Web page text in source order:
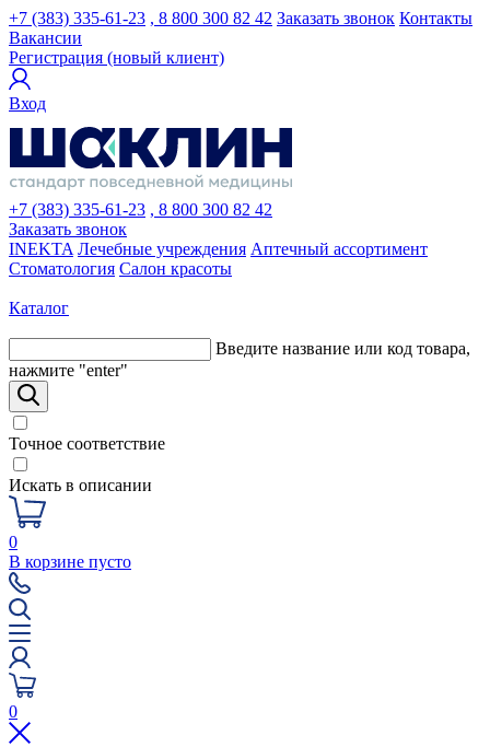
+7 (383) 335-61-23 , 8 800 300 82 42 Заказать звонок Контакты
Вакансии
Регистрация (новый клиент)
Вход
+7 (383) 335-61-23 , 8 800 300 82 42
Заказать звонок
INEKTA Лечебные учреждения Аптечный ассортимент
Стоматология Салон красоты
Каталог
Введите название или код товара,
нажмите "enter"
Точное соответствие
Искать в описании
0
В корзине пусто
0